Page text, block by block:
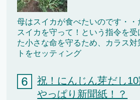
母はスイカが食べたいのです・・
スイカを守って！という指令を
た小さな命を守るため、カラス対
トをセッティング
祝！にんじん芽だし
やっぱり新聞紙！？